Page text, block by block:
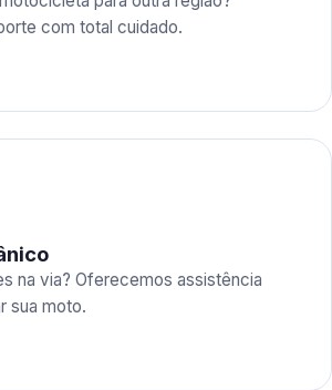
com total cuidado.
na via? Oferecemos assistência
sua moto.